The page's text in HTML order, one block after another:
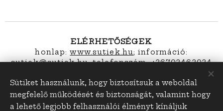
ELÉRHETŐSÉGEK
honlap:www.sutiek.hu; információ:
sutiek@sutiek.hu; telefonszám: +36703463034
sutiek.hu Sütik
Sütiket használunk, hogy biztosítsuk a weboldal
megfelelő működését és biztonságát, valamint hogy
a lehető legjobb felhasználói élményt kínáljuk